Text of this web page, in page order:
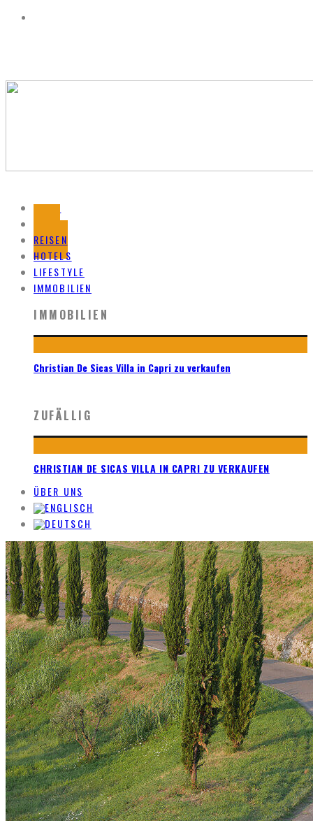
HOME
BLOG
REISEN
HOTELS
LIFESTYLE
IMMOBILIEN
IMMOBILIEN
Christian De Sicas Villa in Capri zu verkaufen
ZUFÄLLIG
CHRISTIAN DE SICAS VILLA IN CAPRI ZU VERKAUFEN
ÜBER UNS